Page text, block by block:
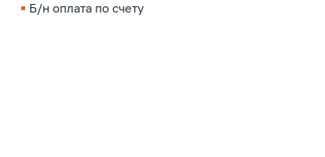
Б/н оплата по счету